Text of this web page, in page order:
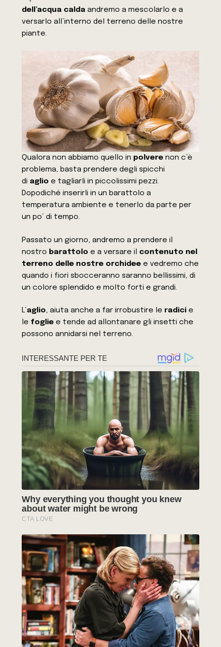
dell’acqua calda andremo a mescolarlo e a
versarlo all’interno del terreno delle nostre
piante.
Qualora non abbiamo quello in polvere non c’è
problema, basta prendere degli spicchi
di aglio e tagliarli in piccolissimi pezzi.
Dopodiché inserirli in un barattolo a
temperatura ambiente e tenerlo da parte per
un po’ di tempo.
Passato un giorno, andremo a prendere il
nostro barattolo e a versare il
contenuto nel
terreno delle nostre orchidee e vedremo che
quando i fiori sbocceranno saranno bellissimi, di
un colore splendido e molto forti e grandi.
L’aglio, aiuta anche a far irrobustire le radici e
le foglie e tende ad allontanare gli insetti che
possono annidarsi nel terreno.